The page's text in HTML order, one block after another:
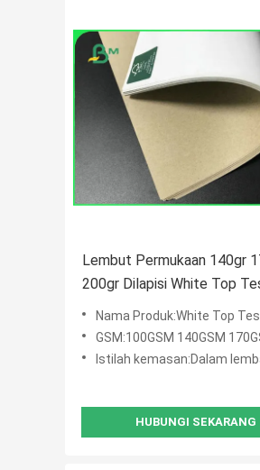
Lembut Permukaan 140gr
200gr Dilapisi White Top
Untuk Express Amplop
Nama Produk:White Top
GSM:100GSM 140GSM 170GSM
Istilah kemasan:Dalam lembaran,
HUBUNGI SEKARANG